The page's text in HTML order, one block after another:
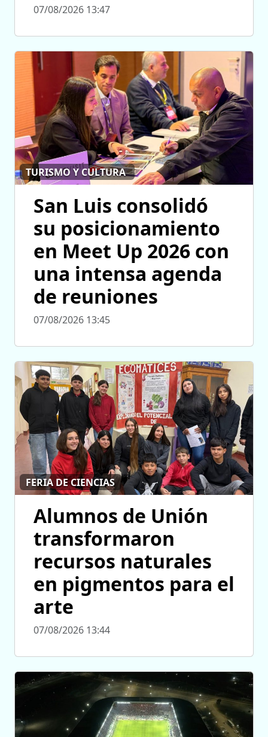
07/08/2026 13:47
TURISMO Y CULTURA
San Luis consolidó
su posicionamiento
en Meet Up 2026 con
una intensa agenda
de reuniones
07/08/2026 13:45
FERIA DE CIENCIAS
Alumnos de Unión
transformaron
recursos naturales
en pigmentos para el
arte
07/08/2026 13:44